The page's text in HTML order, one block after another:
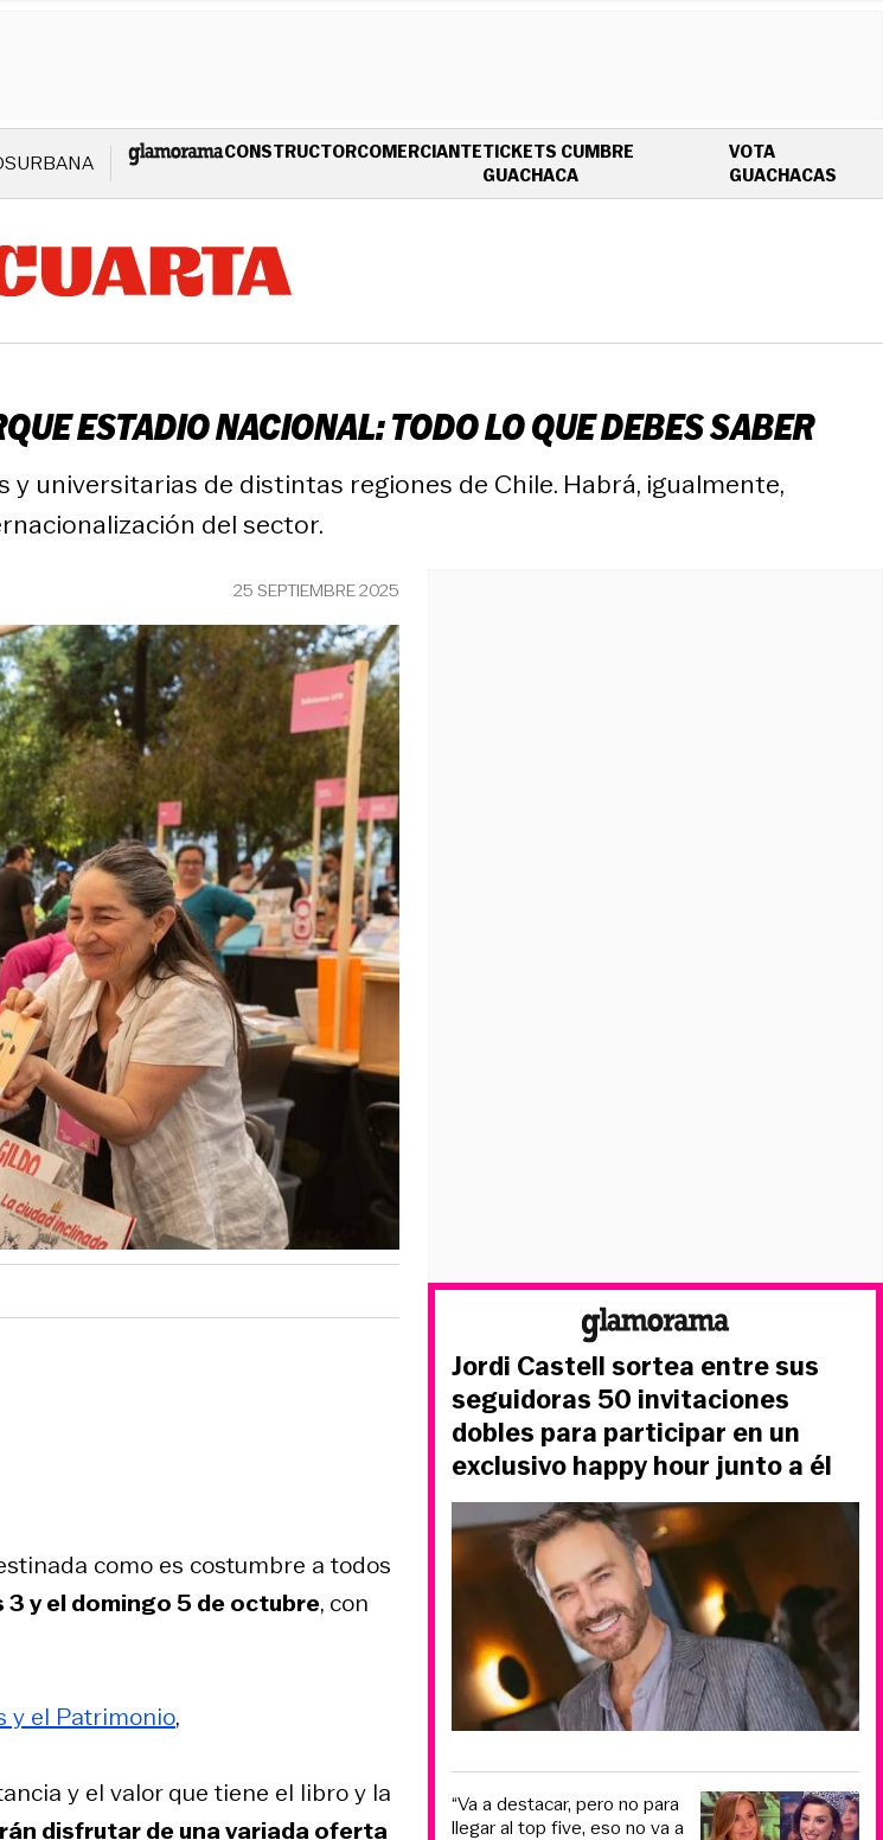
URBANA CONSTRUCTORCOMERCIANTETICKETS CUMBRE
GUACHACAOPENS IN NEW WINDOW
VOTA
GUACHACAS
ESTADIO NACIONAL: TODO LO QUE DEBES SABER
universitarias de distintas regiones de Chile. Habrá, igualmente,
del sector.
25 SEPTIEMBRE 2025
como es costumbre a todos
y el domingo 5 de octubre, con
y el Patrimonio,
y el valor que tiene el libro y la
disfrutar de una variada oferta
Jordi Castell sortea entre sus
seguidoras 50 invitaciones
dobles para participar en un
exclusivo happy hour junto a él
“Va a destacar, pero no para
llegar al top five, eso no va a